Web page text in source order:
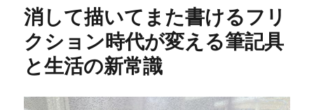
消して描いてまた書けるフリ
クション時代が変える筆記具
と生活の新常識